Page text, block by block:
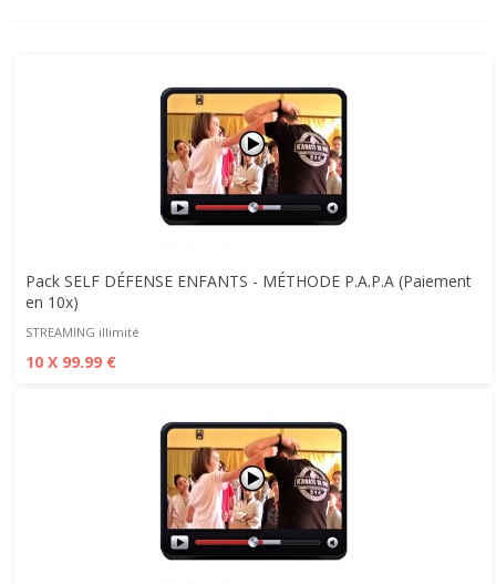
Pack SELF DÉFENSE ENFANTS - MÉTHODE P.A.P.A (Paiement
en 10x)
STREAMING illimité
10 X 99.99 €